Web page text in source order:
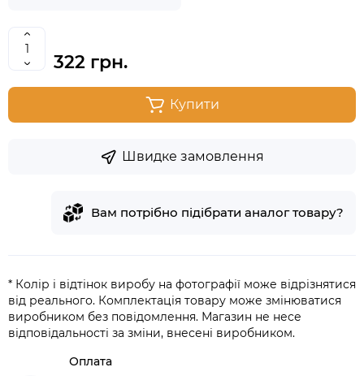
322 грн.
Купити
Швидке замовлення
Вам потрібно підібрати аналог товару?
* Колір і відтінок виробу на фотографії може відрізнятися
від реального. Комплектація товару може змінюватися
виробником без повідомлення. Магазин не несе
відповідальності за зміни, внесені виробником.
Оплата